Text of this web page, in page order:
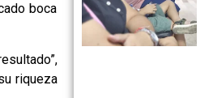
boca
riqueza